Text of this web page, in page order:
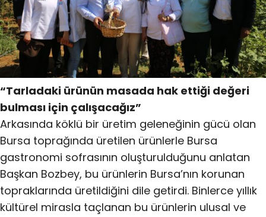
“Tarladaki ürünün masada hak ettiği değeri
bulması için çalışacağız”
Arkasında köklü bir üretim geleneğinin gücü olan
Bursa toprağında üretilen ürünlerle Bursa
gastronomi sofrasının oluşturulduğunu anlatan
Başkan Bozbey, bu ürünlerin Bursa’nın korunan
topraklarında üretildiğini dile getirdi. Binlerce yıllık
kültürel mirasla taçlanan bu ürünlerin ulusal ve